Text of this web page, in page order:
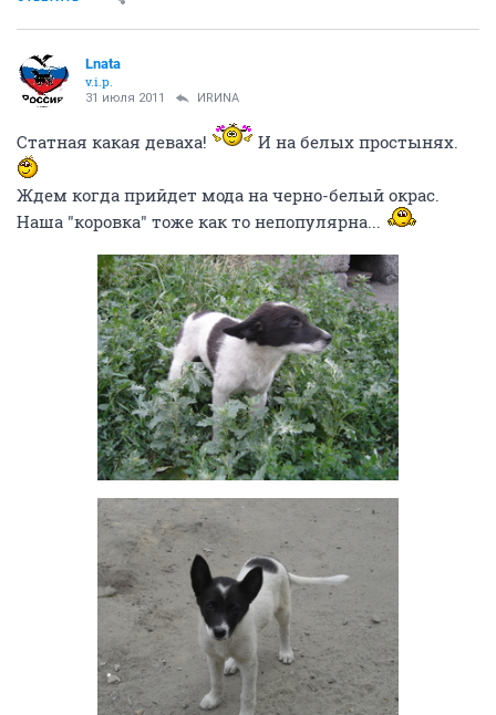
Lnata
v.i.p.
31 июля 2011 ИRИNА
Статная какая деваха! И на белых простынях.
Ждем когда прийдет мода на черно-белый окрас.
Наша "коровка" тоже как то непопулярна...